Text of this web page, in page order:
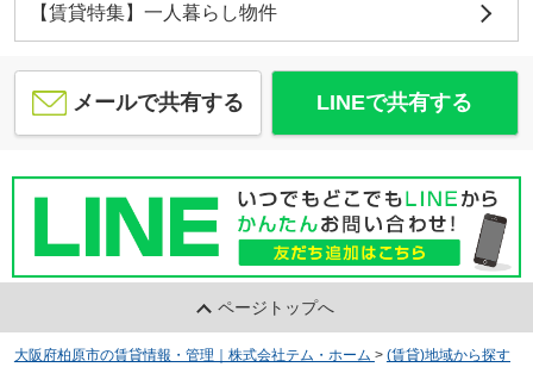
【賃貸特集】一人暮らし物件
メールで共有する LINEで共有する
ページトップへ
大阪府柏原市の賃貸情報・管理｜株式会社テム・ホーム > (賃貸)地域から探す